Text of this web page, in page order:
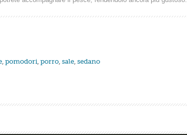
, pomodori, porro, sale, sedano